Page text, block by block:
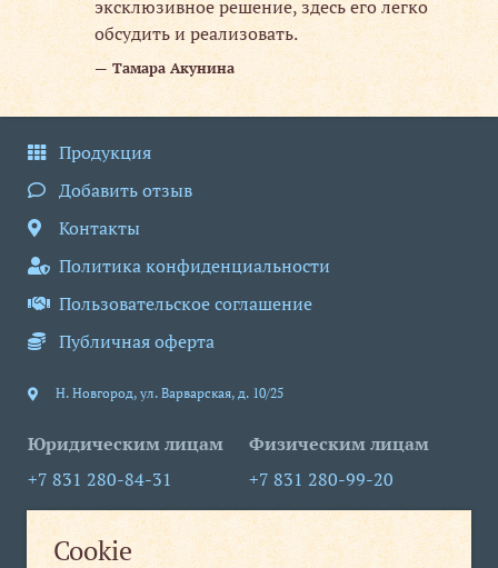
Cookie
эксклюзивное решение, здесь его легко
обсудить и реализовать.
Тамара Акунина
Продукция
Добавить отзыв
Контакты
Политика конфиденциальности
Пользовательское соглашение
Публичная оферта
Н. Новгород, ул. Варварская, д. 10/25
Юридическим лицам
+7 831 280-84-31
info@nt-nn.com
Физическим лицам
+7 831 280-99-20
print1@nt-nn.com